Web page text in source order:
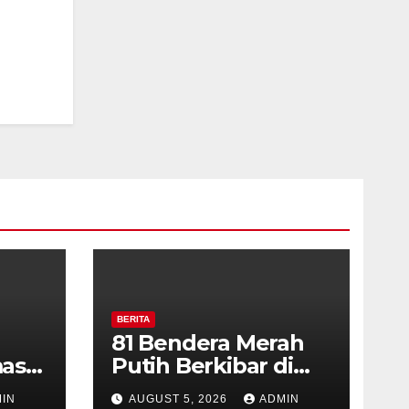
BERITA
81 Bendera Merah
Putih Berkibar di
MIN 3 Semarang,
AUGUST 5, 2026 ADMIN